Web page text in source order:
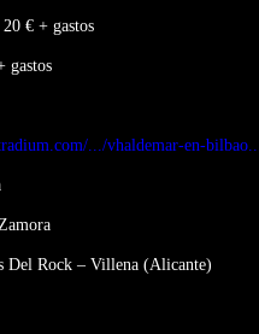
€ + gastos
gastos
.../vhaldemar-en-
Del Rock – Villena (Alicante)